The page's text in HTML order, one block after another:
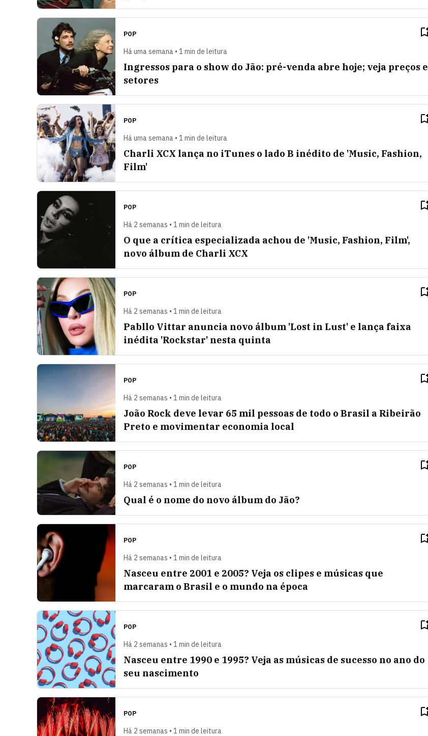
POP
Há uma semana • 1 min de leitura
Ingressos para o show do Jão: pré-venda abre hoje; veja preços e
setores
POP
Há uma semana • 1 min de leitura
Charli XCX lança no iTunes o lado B inédito de 'Music, Fashion,
Film'
POP
Há 2 semanas • 1 min de leitura
O que a crítica especializada achou de 'Music, Fashion, Film',
novo álbum de Charli XCX
POP
Há 2 semanas • 1 min de leitura
Pabllo Vittar anuncia novo álbum 'Lost in Lust' e lança faixa
inédita 'Rockstar' nesta quinta
POP
Há 2 semanas • 1 min de leitura
João Rock deve levar 65 mil pessoas de todo o Brasil a Ribeirão
Preto e movimentar economia local
POP
Há 2 semanas • 1 min de leitura
Qual é o nome do novo álbum do Jão?
POP
Há 2 semanas • 1 min de leitura
Nasceu entre 2001 e 2005? Veja os clipes e músicas que
marcaram o Brasil e o mundo na época
POP
Há 2 semanas • 1 min de leitura
Nasceu entre 1990 e 1995? Veja as músicas de sucesso no ano do
seu nascimento
POP
Há 2 semanas • 1 min de leitura